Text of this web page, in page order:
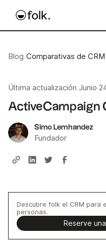
Blog/Comparativas de CRM
Última actualización Junio
ActiveCampaign
Simo Lemhandez
Fundador
Descubre folk el CRM para
personas.
Reserve